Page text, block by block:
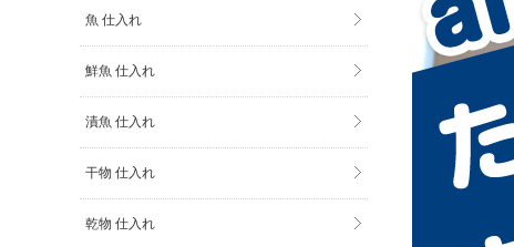
魚 仕入れ
鮮魚 仕入れ
漬魚 仕入れ
干物 仕入れ
乾物 仕入れ